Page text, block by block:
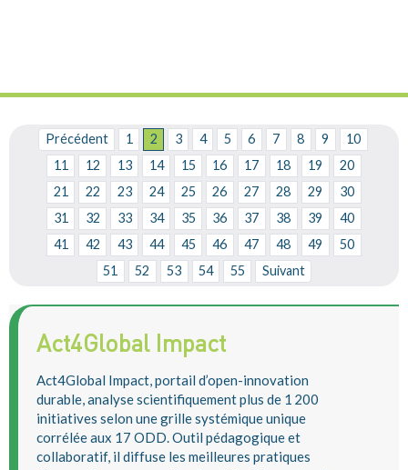
Précédent 1 2 3 4 5 6 7 8 9
10
11
12 13 14 15 16 17 18 19
20
21
22 23 24 25 26 27 28 29
30
31
32 33 34 35 36 37 38 39
40
41
42 43 44 45 46 47 48 49
50
51
52 53 54 55 Suivant
Act4Global Impact
Act4Global Impact, portail d’open-innovation
durable, analyse scientifiquement plus de 1 200
initiatives selon une grille systémique unique
corrélée aux 17 ODD. Outil pédagogique et
collaboratif, il diffuse les meilleures pratiques